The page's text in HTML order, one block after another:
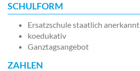
SCHULFORM
Ersatzschule staatlich anerkannt
koedukativ
Ganztagsangebot
ZAHLEN